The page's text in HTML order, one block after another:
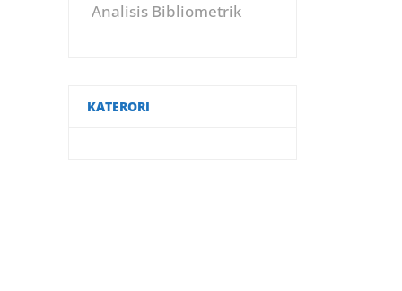
Analisis Bibliometrik
KATERORI